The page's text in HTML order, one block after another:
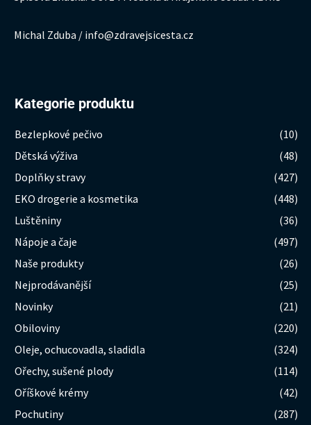
Michal Zduba / info@zdravejsicesta.cz
Kategorie produktu
Bezlepkové pečivo
(10)
Dětská výživa
(48)
Doplňky stravy
(427)
EKO drogerie a kosmetika
(448)
Luštěniny
(36)
Nápoje a čaje
(497)
Naše produkty
(26)
Nejprodávanější
(25)
Novinky
(21)
Obiloviny
(220)
Oleje, ochucovadla, sladidla
(324)
Ořechy, sušené plody
(114)
Oříškové krémy
(42)
Pochutiny
(287)